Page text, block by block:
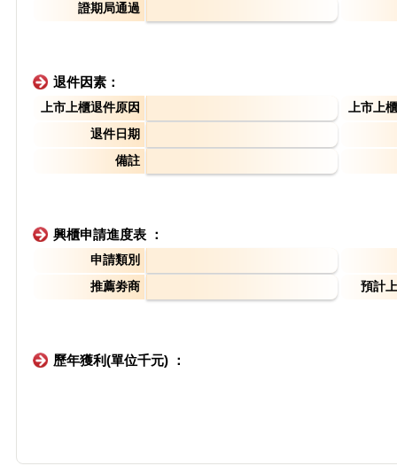
證期局通過
退件因素：
上市上櫃退件原因
退件日期
備註
上市上
興櫃申請進度表 ：
申請類別
推薦劵商
預計
歷年獲利(單位千元) ：